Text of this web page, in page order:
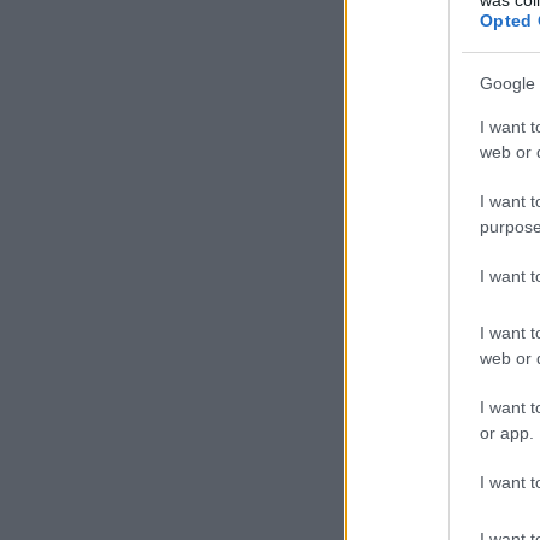
Opted
Google
I want
web or
I want
I want
I want
web or
I want
or app.
I want